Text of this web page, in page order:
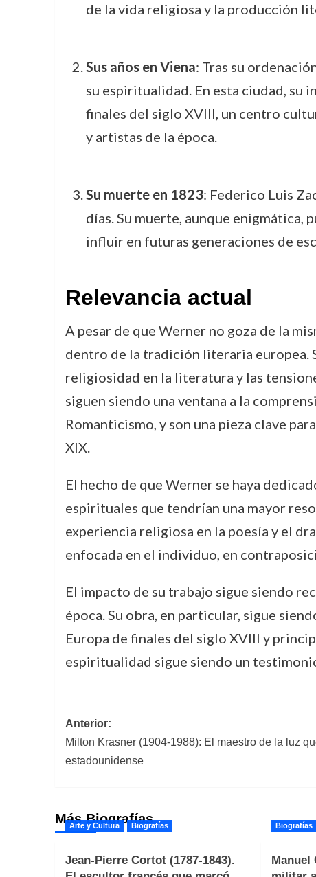
de la vida religiosa y la producción
Sus años en Viena: Tras su
su espiritualidad. En esta ciudad, su
finales del siglo XVIII, un centro
y artistas de la época.
Su muerte en 1823: Federico Luis
días. Su muerte, aunque enigmática,
influir en futuras generaciones de
Relevancia actual
A pesar de que Werner no goza de la
dentro de la tradición literaria europea.
religiosidad en la literatura y las
siguen siendo una ventana a la
Romanticismo, y son una pieza clave
XIX.
El hecho de que Werner se haya
espirituales que tendrían una mayor
experiencia religiosa en la poesía y el
enfocada en el individuo, en
El impacto de su trabajo sigue siendo
época. Su obra, en particular, sigue
Europa de finales del siglo XVIII y
espiritualidad sigue siendo un
Navegación
de
Anterior:
Milton Krasner (1904-1988): El maestro de la luz
estadounidense
Más Biografías
Arte y Cultura Biografías
Jean-Pierre Cortot (1787-1843).
Biografías
Manuel